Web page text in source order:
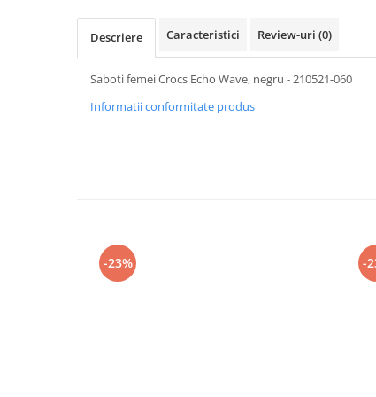
Descriere Caracteristici Review-uri (0)
Saboti femei Crocs Echo Wave, negru - 210521-060
Informatii conformitate produs
-23% -